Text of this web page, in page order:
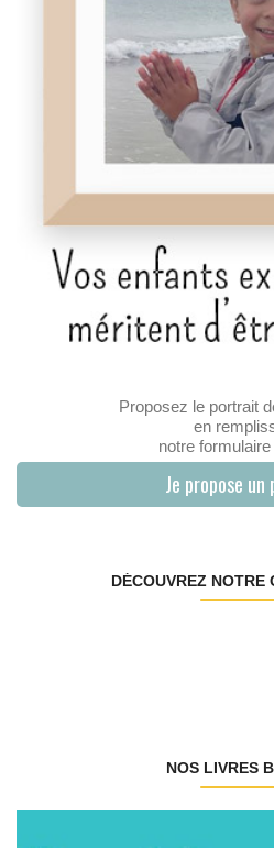
Proposez le portrait
en
notre formulaire
Je propose
DÉCOUVREZ NOTRE
NOS LIVRES